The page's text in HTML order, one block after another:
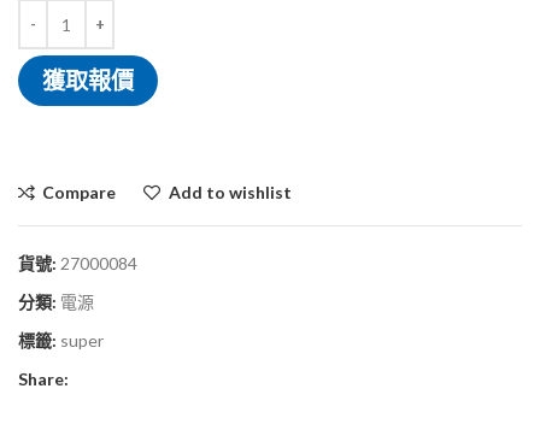
獲取報價
Compare Add to wishlist
貨號: 27000084
分類: 電源
標籤: super
Share: